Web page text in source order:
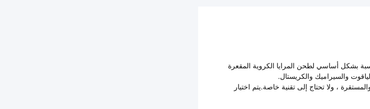
بشكل أساسي لطحن المرايا الكروية المقعرة
والسيراميك والكريستال.
، ولا تحتاج إلى تقنية خاصة.يتم اختيار